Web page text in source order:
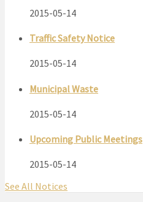
2015-05-14
Traffic Safety Notice
2015-05-14
Municipal Waste
2015-05-14
Upcoming Public Meetings
2015-05-14
See All Notices